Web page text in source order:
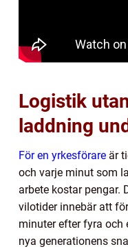
Logistik
laddning
För en yrkesförare är
och varje minut som
arbete kostar pengar.
vilotider innebär att
minuter efter fyra och
nya generationens